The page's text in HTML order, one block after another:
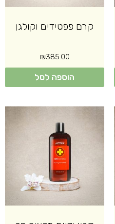
קרם פפטידים וקולגן
₪385.00
הוספה לסל